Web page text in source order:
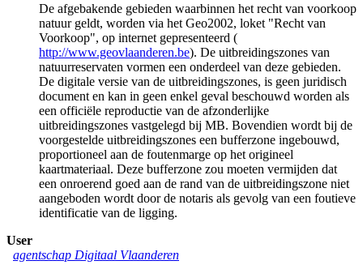
De afgebakende gebieden waarbinnen het recht van voorkoop
natuur geldt, worden via het Geo2002, loket "Recht van
Voorkoop", op internet gepresenteerd (
http://www.geovlaanderen.be). De uitbreidingszones van
natuurreservaten vormen een onderdeel van deze gebieden.
De digitale versie van de uitbreidingszones, is geen juridisch
document en kan in geen enkel geval beschouwd worden als
een officiële reproductie van de afzonderlijke
uitbreidingszones vastgelegd bij MB. Bovendien wordt bij de
voorgestelde uitbreidingszones een bufferzone ingebouwd,
proportioneel aan de foutenmarge op het origineel
kaartmateriaal. Deze bufferzone zou moeten vermijden dat
een onroerend goed aan de rand van de uitbreidingszone niet
aangeboden wordt door de notaris als gevolg van een foutieve
identificatie van de ligging.
User
agentschap Digitaal Vlaanderen